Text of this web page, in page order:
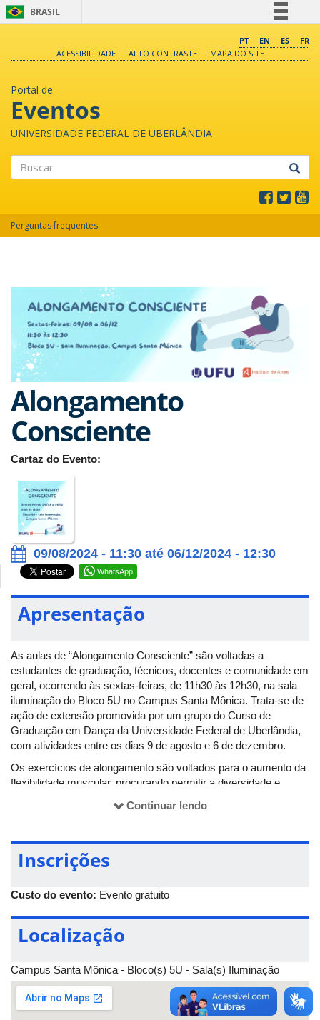
BRASIL
Comunica BR
PT EN ES
FR
ACESSIBILIDADE
ALTO CONTRASTE MAPA DO SITE
Portal de
Eventos
UNIVERSIDADE FEDERAL DE UBERLÂNDIA
Perguntas frequentes
Alongamento
Consciente
Cartaz do Evento:
09/08/2024 - 11:30 até 06/12/2024 - 12:30
WhatsApp
Apresentação
As aulas de “Alongamento Consciente” são voltadas a
estudantes de graduação, técnicos, docentes e comunidade em
geral, ocorrendo às sextas-feiras, de 11h30 às 12h30, na sala
iluminação do Bloco 5U no Campus Santa Mônica. Trata-se de
ação de extensão promovida por um grupo do Curso de
Graduação em Dança da Universidade Federal de Uberlândia,
com atividades entre os dias 9 de agosto e 6 de dezembro.
Os exercícios de alongamento são voltados para o aumento da
flexibilidade muscular, procurando permitir a diversidade e
movimento do sistema miofascial, como tendões e ligamentos,
fadiga local, aumento metabólico e restrição da circulação. Este
estado pode também manter algumas fibras musculares em
contração crônica, comprometendo o equilíbrio
psicossomático.
Continuar lendo
Inscrições
Custo do evento: Evento gratuito
Localização
Campus Santa Mônica - Bloco(s) 5U - Sala(s) Iluminação